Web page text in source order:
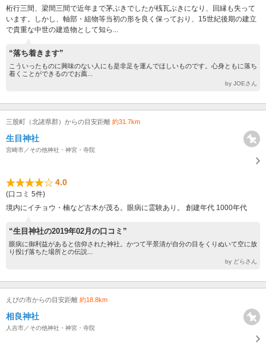
桁行三間、梁間三間で近年まで茅ぶきでしたが桟瓦ぶきになり、回縁も失って
います。しかし、軸部・組物等当初の形を良く保っており、15世紀後期の建立
で貴重な中世の建造物として知ら...
“落ち着きます”
こういったものに興味のない人にも是非足を運んでほしいものです。心身ともに落ち
着くことができるのでお薦...
by JOEさん
三股町（北諸県郡）からの目安距離 約31.7km
生目神社
宮崎市／その他神社・神宮・寺院
4.0
(口コミ 5件)
境内にイチョウ・楠など古木が茂る。眼病に霊験あり。 創建年代 1000年代
“生目神社の2019年02月の口コミ”
眼病に御利益があると信仰された神社。かつて平景清が自分の目をくりぬいて空に放
り投げ落ちた場所との伝説...
by どらさん
えびの市からの目安距離 約18.8km
相良神社
人吉市／その他神社・神宮・寺院